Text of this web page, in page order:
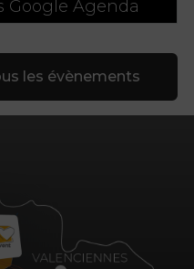
Google Agenda
les évènements